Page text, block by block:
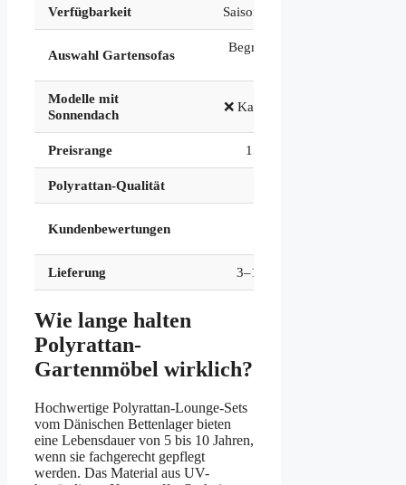
Verfügbarkeit Saisonal (Mär–Aug)
Auswahl Gartensofas
Begrenzt (~10–20
Modelle mit
Sonnendach
❌ Kaum vorhanden
Preisrange 150 – 600 €
Polyrattan-Qualität
Kundenbewertungen
Lieferung 3–10 Werktage
Wie lange halten
Polyrattan-
Gartenmöbel wirklich?
Hochwertige Polyrattan-Lounge-Sets
vom Dänischen Bettenlager bieten
eine Lebensdauer von 5 bis 10 Jahren,
wenn sie fachgerecht gepflegt
werden. Das Material aus UV-